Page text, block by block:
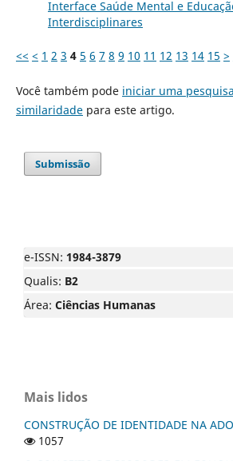
Interface Saúde Mental e
Interdisciplinares
<< < 1 2 3 4 5 6 7 8 9 10 11 12 13 14 15 >
Você também pode iniciar uma
similaridadepara este artigo.
Submissão
e-ISSN: 1984-3879
Qualis: B2
Área: Ciências Humanas
Mais lidos
CONSTRUÇÃO DE IDENTIDADE NA
1057